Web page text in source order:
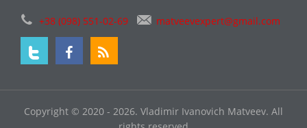
+38 (098) 551-02-69 matveevexpert@gmail.com
Copyright © 2020 - 2026. Vladimir Ivanovich Matveev. All